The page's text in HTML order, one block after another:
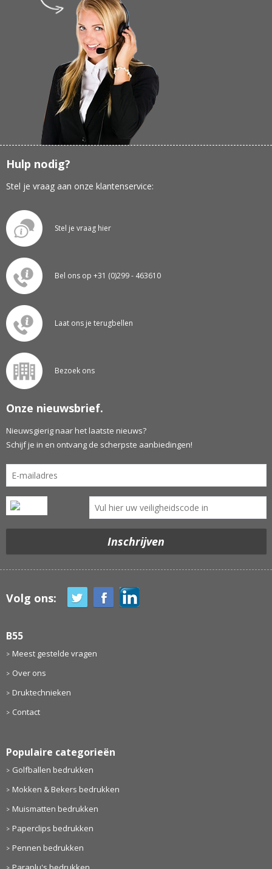
Hulp nodig?
Stel je vraag aan onze klantenservice:
Stel je vraag hier
Bel ons op +31 (0)299 - 463610
Laat ons je terugbellen
Bezoek ons
Onze nieuwsbrief.
Nieuwsgierig naar het laatste nieuws?
Schijf je in en ontvang de scherpste aanbiedingen!
Volg ons:
B55
Meest gestelde vragen
Over ons
Druktechnieken
Contact
Populaire categorieën
Golfballen bedrukken
Mokken & Bekers bedrukken
Muismatten bedrukken
Paperclips bedrukken
Pennen bedrukken